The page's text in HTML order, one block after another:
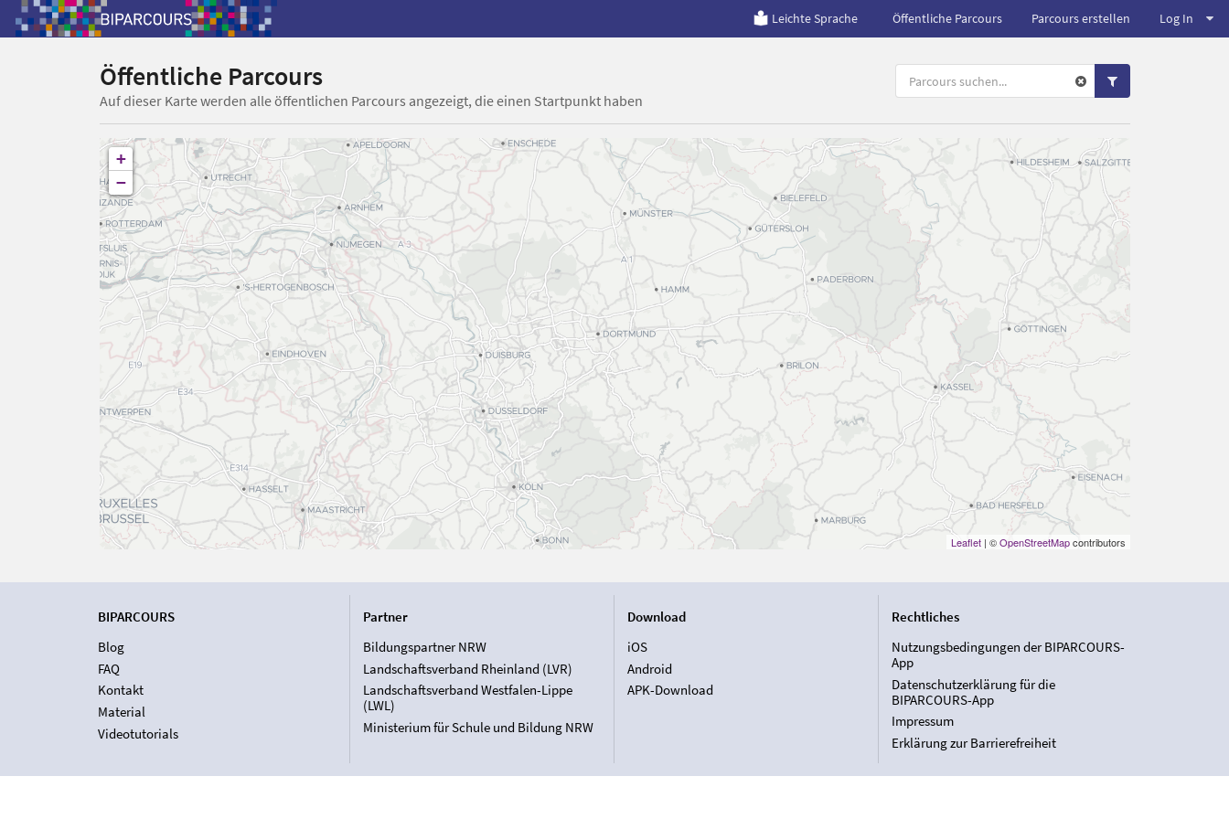
Leichte Sprache Öffentliche Parcours Parcours erstellen Log In
Öffentliche Parcours
Auf dieser Karte werden alle öffentlichen Parcours angezeigt, die einen Startpunkt haben
+
−
Leaflet| ©OpenStreetMapcontributors
BIPARCOURS
Blog
FAQ
Kontakt
Material
Videotutorials
Partner
Bildungspartner NRW
Landschaftsverband Rheinland (LVR)
Landschaftsverband Westfalen-Lippe
(LWL)
Ministerium für Schule und Bildung NRW
Download
iOS
Android
APK-Download
Rechtliches
Nutzungsbedingungen der BIPARCOURS-
App
Datenschutzerklärung für die
BIPARCOURS-App
Impressum
Erklärung zur Barrierefreiheit